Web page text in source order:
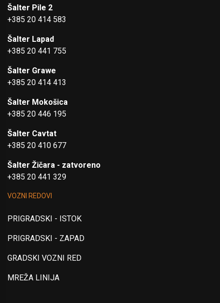
Šalter Pile 2
+385 20 414 583
Šalter Lapad
+385 20 441 755
Šalter Grawe
+385 20 414 413
Šalter Mokošica
+385 20 446 195
Šalter Cavtat
+385 20 410 677
Šalter Žičara - zatvoreno
+385 20 441 329
VOZNI REDOVI
PRIGRADSKI - ISTOK
PRIGRADSKI - ZAPAD
GRADSKI VOZNI RED
MREŽA LINIJA